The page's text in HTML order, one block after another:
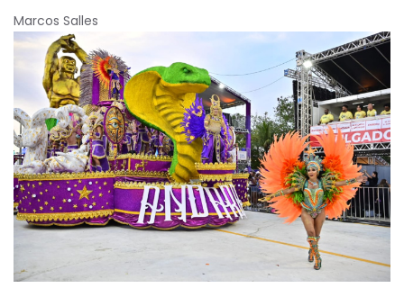
Marcos Salles